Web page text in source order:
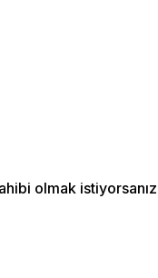
olmak